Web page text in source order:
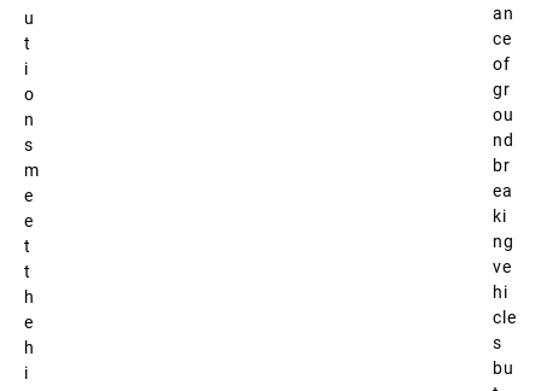
u
t
i
o
n
s
m
e
e
t
t
h
e
h
i
an
ce
of
gr
ou
nd
br
ea
ki
ng
ve
hi
cle
s
bu